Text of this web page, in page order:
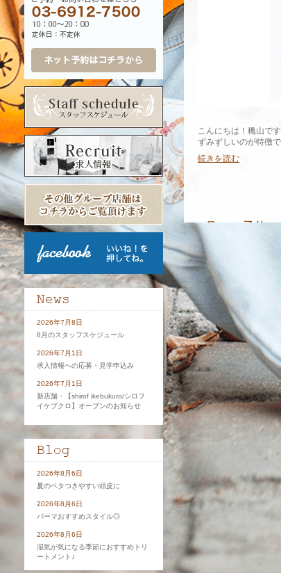
こんにちは！穐山で
ずみずしいのが特徴
続きを読む
7月のご予約
こんにちは、田辺で
響で頭皮や髪に負担
切です […]
続きを読む
2026年7月8日
8月のスタッフスケジュール
2026年7月1日
求人情報への応募・見学申込み
2026年7月1日
新店舗・【shirof ikebukuro/シロフ
イケブクロ】オープンのお知らせ
2026年8月6日
夏のベタつきやすい頭皮に
2026年8月6日
パーマおすすめスタイル◎
2026年8月6日
湿気が気になる季節におすすめトリ
ートメント♪